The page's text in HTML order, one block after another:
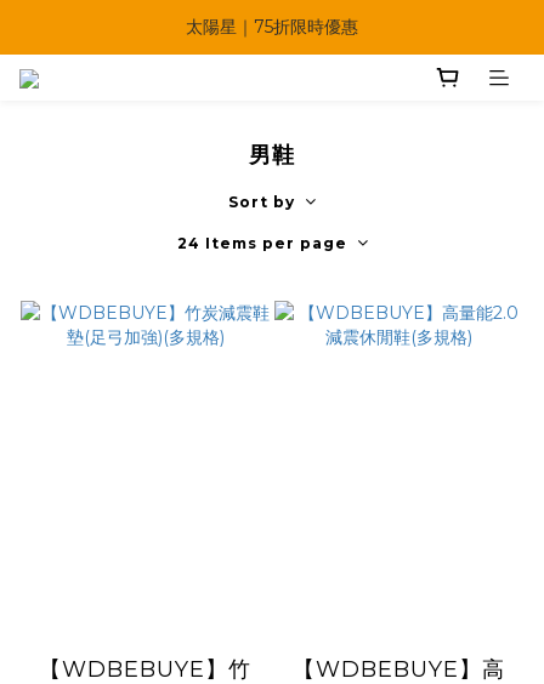
🔥父親節多重優惠一次享！
太陽星｜75折限時優惠
男鞋
Sort by
24 Items per page
【WDBEBUYE】竹
【WDBEBUYE】高